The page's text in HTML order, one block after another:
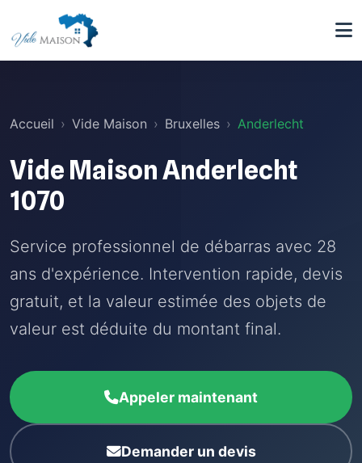
Accueil Vide Maison Bruxelles Anderlecht
Vide Maison Anderlecht
1070
Service professionnel de débarras avec 28
ans d'expérience. Intervention rapide, devis
gratuit, et la valeur estimée des objets de
valeur est déduite du montant final.
Appeler maintenant
Demander un devis